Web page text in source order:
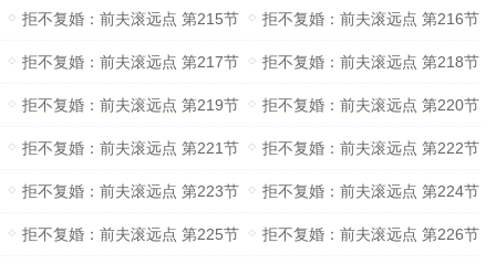
拒不复婚：前夫滚远点 第215节 拒不复婚：前夫滚远点 第216节
拒不复婚：前夫滚远点 第217节 拒不复婚：前夫滚远点 第218节
拒不复婚：前夫滚远点 第219节 拒不复婚：前夫滚远点 第220节
拒不复婚：前夫滚远点 第221节 拒不复婚：前夫滚远点 第222节
拒不复婚：前夫滚远点 第223节 拒不复婚：前夫滚远点 第224节
拒不复婚：前夫滚远点 第225节 拒不复婚：前夫滚远点 第226节